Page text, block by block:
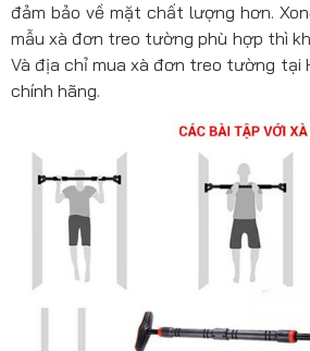
đảm bảo về mặt chất lượng hơn.
mẫu xà đơn treo tường phù hợp thì
Và địa chỉ mua xà đơn treo tường tại
chính hãng.